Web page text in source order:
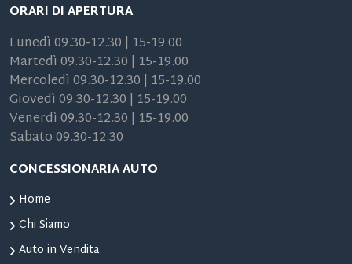
ORARI DI APERTURA
Lunedì 09.30-12.30 | 15-19.00
Martedì 09.30-12.30 | 15-19.00
Mercoledì 09.30-12.30 | 15-19.00
Giovedì 09.30-12.30 | 15-19.00
Venerdì 09.30-12.30 | 15-19.00
Sabato 09.30-12.30
CONCESSIONARIA AUTO
Home
Chi Siamo
Auto in Vendita